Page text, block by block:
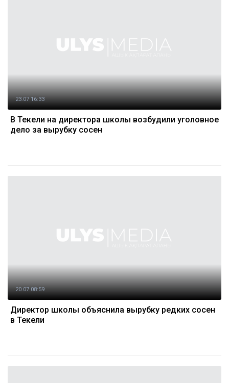
23.07 16:33
В Текели на директора школы возбудили уголовное
дело за вырубку сосен
20.07 08:59
Директор школы объяснила вырубку редких сосен
в Текели